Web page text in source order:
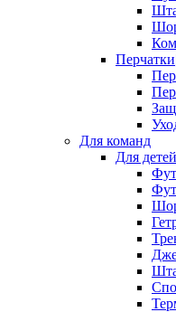
Для команд
Для детей